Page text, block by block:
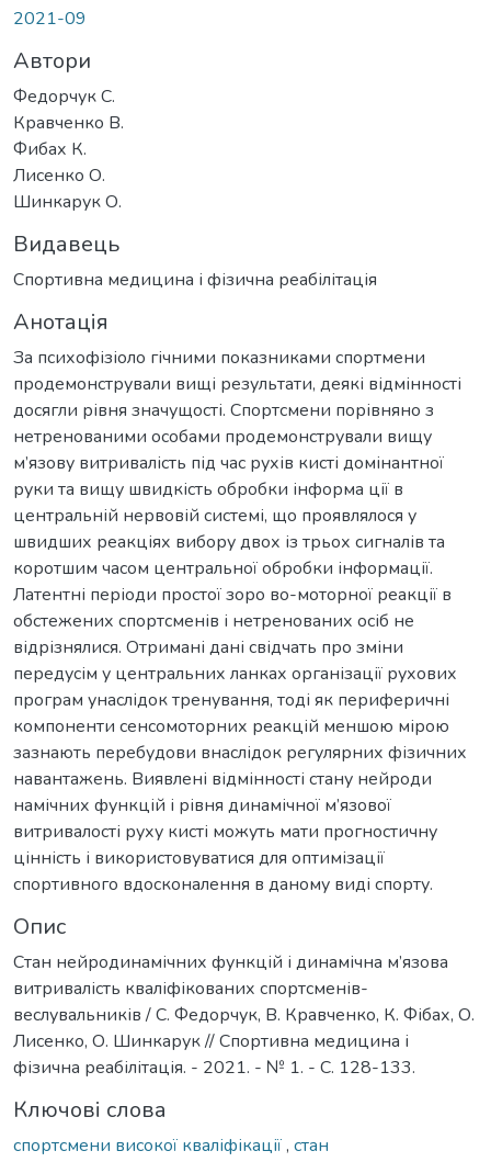
2021-09
Автори
Федорчук С.
Кравченко В.
Фибах К.
Лисенко О.
Шинкарук О.
Видавець
Спортивна медицина і фізична реабілітація
Анотація
За психофізіоло гічними показниками спортмени
продемонстрували вищі результати, деякі відмінності
досягли рівня значущості. Спортсмени порівняно з
нетренованими особами продемонстрували вищу
м’язову витривалість під час рухів кисті домінантної
руки та вищу швидкість обробки інформа ції в
центральній нервовій системі, що проявлялося у
швидших реакціях вибору двох із трьох сигналів та
коротшим часом центральної обробки інформації.
Латентні періоди простої зоро во-моторної реакції в
обстежених спортсменів і нетренованих осіб не
відрізнялися. Отримані дані свідчать про зміни
передусім у центральних ланках організації рухових
програм унаслідок тренування, тоді як периферичні
компоненти сенсомоторних реакцій меншою мірою
зазнають перебудови внаслідок регулярних фізичних
навантажень. Виявлені відмінності стану нейроди
намічних функцій і рівня динамічної м’язової
витривалості руху кисті можуть мати прогностичну
цінність і використовуватися для оптимізації
спортивного вдосконалення в даному виді спорту.
Опис
Стан нейродинамічних функцій і динамічна м’язова
витривалість кваліфікованих спортсменів-
веслувальників / С. Федорчук, В. Кравченко, К. Фібах, О.
Лисенко, О. Шинкарук // Спортивна медицина і
фізична реабілітація. - 2021. - № 1. - С. 128-133.
Ключові слова
спортсмени високої кваліфікації, стан